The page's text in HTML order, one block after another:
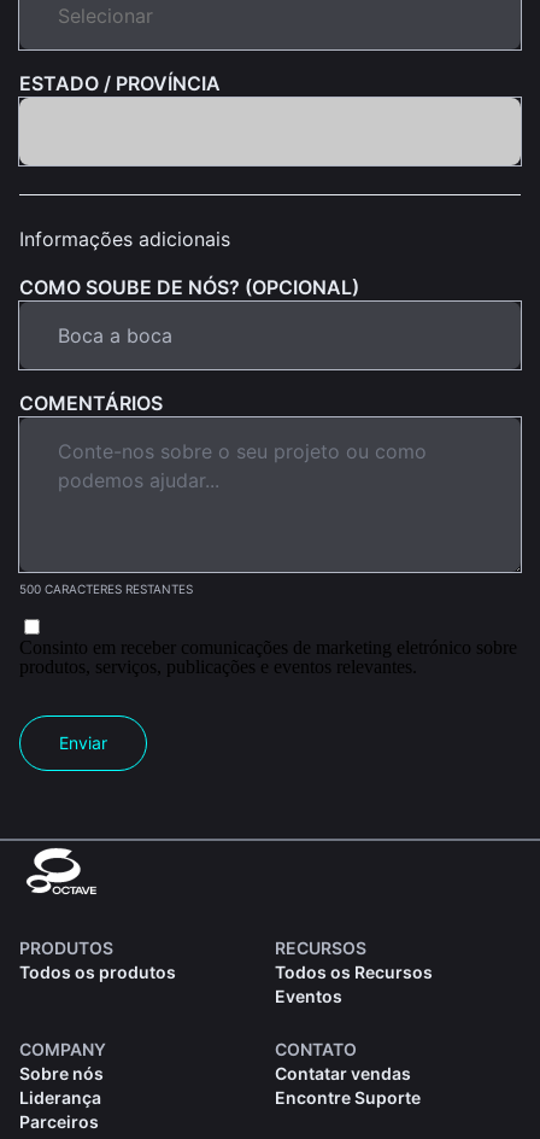
ESTADO / PROVÍNCIA
Informações adicionais
COMO SOUBE DE NÓS? (OPCIONAL)
COMENTÁRIOS
500 CARACTERES RESTANTES
Consinto em receber comunicações de marketing eletrónico sobre
produtos, serviços, publicações e eventos relevantes.
Enviar
PRODUTOS
Todos os produtos
RECURSOS
Todos os Recursos
Eventos
COMPANY
Sobre nós
Liderança
Parceiros
CONTATO
Contatar vendas
Encontre Suporte